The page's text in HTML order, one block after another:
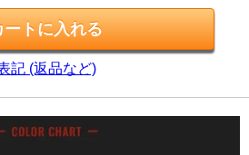
記 (返品など)